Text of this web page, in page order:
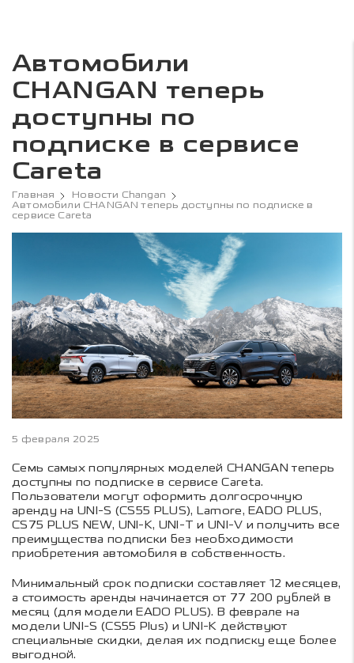
Автомобили
CHANGAN теперь
доступны по
подписке в сервисе
Careta
Главная
Новости Changan
Автомобили CHANGAN теперь доступны по подписке в
сервисе Careta
5 февраля 2025
Семь самых популярных моделей CHANGAN теперь
доступны по подписке в сервисе Careta.
Пользователи могут оформить долгосрочную
аренду на UNI-S (CS55 PLUS), Lamore, EADO PLUS,
CS75 PLUS NEW, UNI-K, UNI-T и UNI-V и получить все
преимущества подписки без необходимости
приобретения автомобиля в собственность.
Минимальный срок подписки составляет 12 месяцев,
а стоимость аренды начинается от 77 200 рублей в
месяц (для модели EADO PLUS). В феврале на
модели UNI-S (CS55 Plus) и UNI-K действуют
специальные скидки, делая их подписку еще более
выгодной.